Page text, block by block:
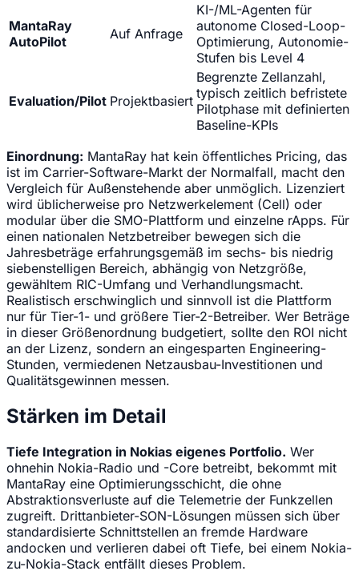
MantaRay
AutoPilot
Auf Anfrage
KI-/ML-Agenten für
autonome Closed-Loop-
Optimierung, Autonomie-
Stufen bis Level 4
Evaluation/Pilot Projektbasiert
Begrenzte Zellanzahl,
typisch zeitlich befristete
Pilotphase mit definierten
Baseline-KPIs
Einordnung: MantaRay hat kein öffentliches Pricing, das
ist im Carrier-Software-Markt der Normalfall, macht den
Vergleich für Außenstehende aber unmöglich. Lizenziert
wird üblicherweise pro Netzwerkelement (Cell) oder
modular über die SMO-Plattform und einzelne rApps. Für
einen nationalen Netzbetreiber bewegen sich die
Jahresbeträge erfahrungsgemäß im sechs- bis niedrig
siebenstelligen Bereich, abhängig von Netzgröße,
gewähltem RIC-Umfang und Verhandlungsmacht.
Realistisch erschwinglich und sinnvoll ist die Plattform
nur für Tier-1- und größere Tier-2-Betreiber. Wer Beträge
in dieser Größenordnung budgetiert, sollte den ROI nicht
an der Lizenz, sondern an eingesparten Engineering-
Stunden, vermiedenen Netzausbau-Investitionen und
Qualitätsgewinnen messen.
Stärken im Detail
Tiefe Integration in Nokias eigenes Portfolio. Wer
ohnehin Nokia-Radio und -Core betreibt, bekommt mit
MantaRay eine Optimierungsschicht, die ohne
Abstraktionsverluste auf die Telemetrie der Funkzellen
zugreift. Drittanbieter-SON-Lösungen müssen sich über
standardisierte Schnittstellen an fremde Hardware
andocken und verlieren dabei oft Tiefe, bei einem Nokia-
zu-Nokia-Stack entfällt dieses Problem.